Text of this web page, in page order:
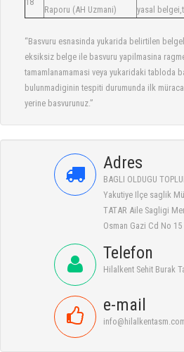
Raporu (AH Uzmani)
yasal
“Basvuru esnasinda yukarida belirtilen
eksiksiz belge ile basvuru yapilmasina
tamamlanamamasi veya yukaridaki tabloda
bulunmadiginin tespiti durumunda ilk
yerine basvurunuz.”
Adres
BAGLI OLDUGU
Yakutiye Ilçe saglik
TATAR Aile Sagligi
Osman Gazi Cd No 15
Telefon
Hilalkent Sehit Burak
e-mail